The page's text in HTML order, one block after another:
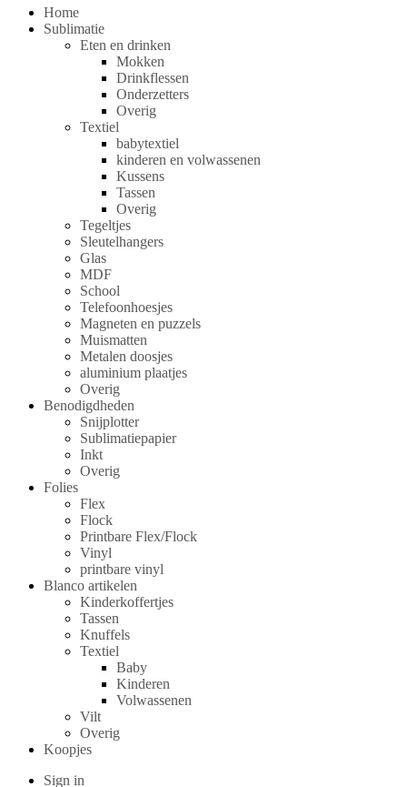
Home
Sublimatie
Eten en drinken
Mokken
Drinkflessen
Onderzetters
Overig
Textiel
babytextiel
kinderen en volwassenen
Kussens
Tassen
Overig
Tegeltjes
Sleutelhangers
Glas
MDF
School
Telefoonhoesjes
Magneten en puzzels
Muismatten
Metalen doosjes
aluminium plaatjes
Overig
Benodigdheden
Snijplotter
Sublimatiepapier
Inkt
Overig
Folies
Flex
Flock
Printbare Flex/Flock
Vinyl
printbare vinyl
Blanco artikelen
Kinderkoffertjes
Tassen
Knuffels
Textiel
Baby
Kinderen
Volwassenen
Vilt
Overig
Koopjes
Sign in